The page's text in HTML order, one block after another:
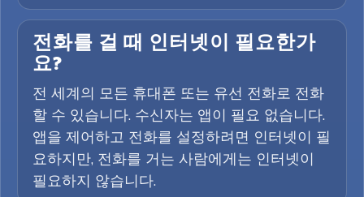
전화를 걸 때 인터넷이 필요한가
요?
전 세계의 모든 휴대폰 또는 유선 전화로 전화
할 수 있습니다. 수신자는 앱이 필요 없습니다.
앱을 제어하고 전화를 설정하려면 인터넷이 필
요하지만, 전화를 거는 사람에게는 인터넷이
필요하지 않습니다.